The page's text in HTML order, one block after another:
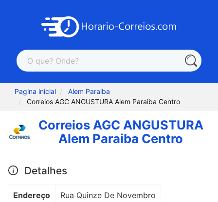
Pagina inicial
Alem Paraiba
Correios AGC ANGUSTURA Alem Paraiba Centro
Correios AGC ANGUSTURA
Alem Paraiba Centro
Detalhes
Endereço Rua Quinze De Novembro